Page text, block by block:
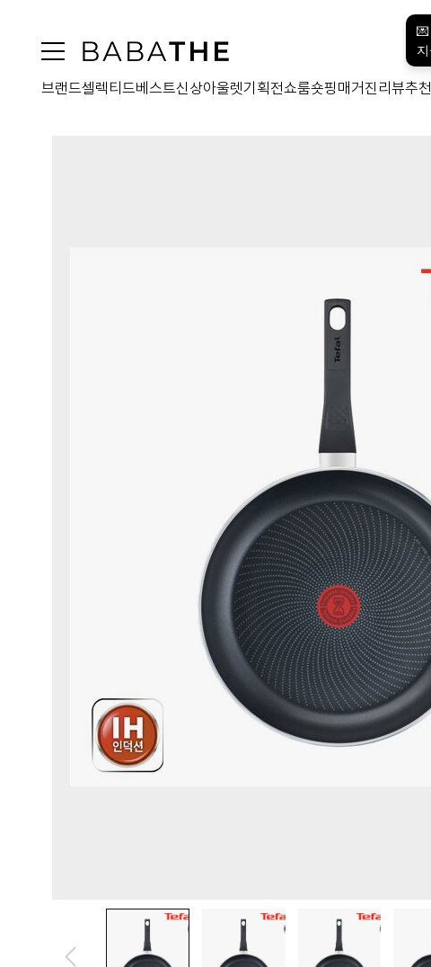
브랜드셀렉티드베스트신상아울렛기획전쇼룸숏핑 매거진 리뷰추천